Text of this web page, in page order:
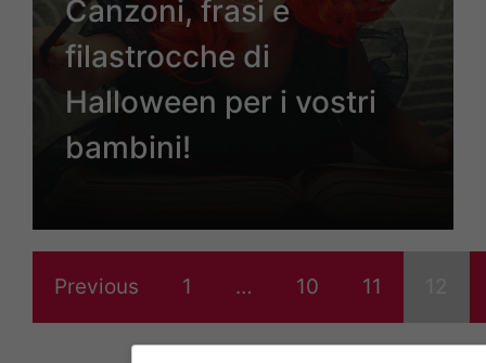
Canzoni, frasi e
filastrocche di
Halloween per i vostri
bambini!
Previous 1 … 10 11